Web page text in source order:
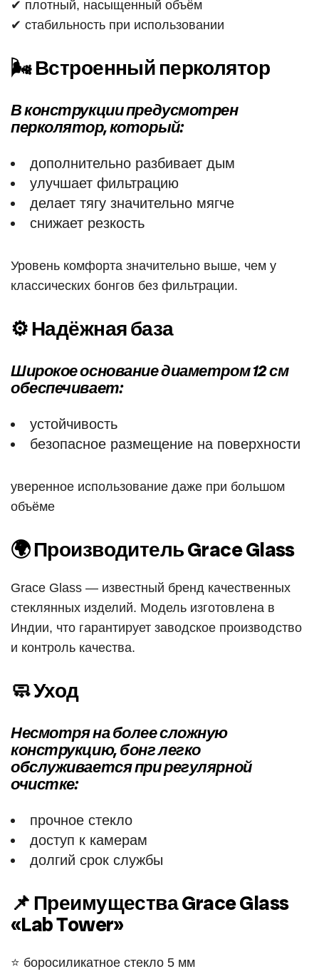
✔ плотный, насыщенный объём
✔ стабильность при использовании
🌬 Встроенный перколятор
В конструкции предусмотрен
перколятор, который:
дополнительно разбивает дым
улучшает фильтрацию
делает тягу значительно мягче
снижает резкость
Уровень комфорта значительно выше, чем у
классических бонгов без фильтрации.
⚙ Надёжная база
Широкое основание диаметром 12 см
обеспечивает:
устойчивость
безопасное размещение на поверхности
уверенное использование даже при большом
объёме
🌍 Производитель Grace Glass
Grace Glass — известный бренд качественных
стеклянных изделий. Модель изготовлена в
Индии, что гарантирует заводское производство
и контроль качества.
🧼 Уход
Несмотря на более сложную
конструкцию, бонг легко
обслуживается при регулярной
очистке:
прочное стекло
доступ к камерам
долгий срок службы
📌 Преимущества Grace Glass
«Lab Tower»
⭐ боросиликатное стекло 5 мм